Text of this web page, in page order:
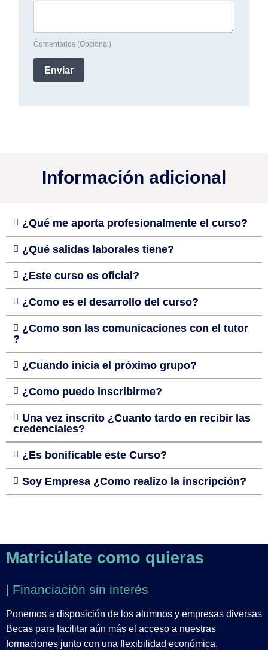
Información adicional
¿Qué me aporta profesionalmente el curso?
¿Qué salidas laborales tiene?
¿Este curso es oficial?
¿Como es el desarrollo del curso?
¿Como son las comunicaciones con el tutor
?
¿Cuando inicia el próximo grupo?
¿Como puedo inscribirme?
Una vez inscrito ¿Cuanto tardo en recibir las
credenciales?
¿Es bonificable este Curso?
Soy Empresa ¿Como realizo la inscripción?
Matricúlate como quieras
| Financiación sin interés
Ponemos a disposición de los alumnos y empresas diversas
Becas para facilitar aún más el acceso a nuestras
formaciones junto con una flexibilidad económica.